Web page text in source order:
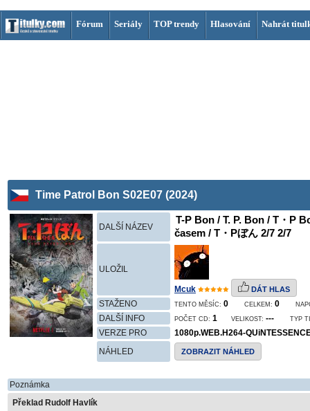
Fórum Seriály TOP trendy Hlasování Nahrát
Time Patrol Bon S02E07 (2024)
DALŠÍ NÁZEV
T-P Bon / T. P. Bon / T・P
časem / T・Pぼん 2/7 2/7
ULOŽIL
Mcuk DÁT HLAS
STAŽENO TENTO MĚSÍC: 0 CELKEM: 0
DALŠÍ INFO POČET CD: 1 VELIKOST: --- TYP
VERZE PRO
1080p.WEB.H264-
NÁHLED
ZOBRAZIT NÁHLED
Poznámka
Překlad Rudolf Havlík